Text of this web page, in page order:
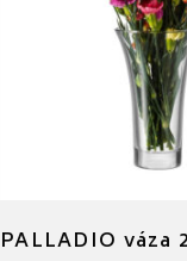
PALLADIO váza